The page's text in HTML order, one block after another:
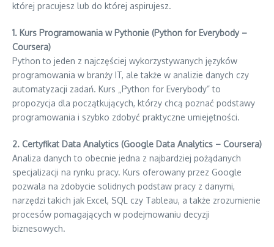
której pracujesz lub do której aspirujesz.
1. Kurs Programowania w Pythonie (Python for Everybody –
Coursera)
Python to jeden z najczęściej wykorzystywanych języków
programowania w branży IT, ale także w analizie danych czy
automatyzacji zadań. Kurs „Python for Everybody” to
propozycja dla początkujących, którzy chcą poznać podstawy
programowania i szybko zdobyć praktyczne umiejętności.
2. Certyfikat Data Analytics (Google Data Analytics – Coursera)
Analiza danych to obecnie jedna z najbardziej pożądanych
specjalizacji na rynku pracy. Kurs oferowany przez Google
pozwala na zdobycie solidnych podstaw pracy z danymi,
narzędzi takich jak Excel, SQL czy Tableau, a także zrozumienie
procesów pomagających w podejmowaniu decyzji
biznesowych.